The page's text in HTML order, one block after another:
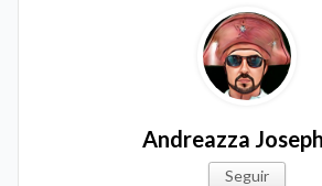
Andreazza Joseph
Seguir